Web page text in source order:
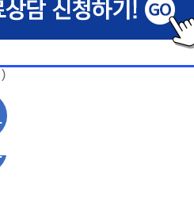
, 최신 정보 안내 등 신청자의 취
제공하기 위함.
인강, 해커스프랩, 해커스톡, 해커스
커스금융, 해커스임용, 해커스공무
인중개사, 해커스주택관리사, 해커스
호, 상담내용
내용, 전화상담 과정에서 이용자가 상
용 기간: 법령상 정하는 경우
이내 탈퇴하는 자의 경우, 소
, 최신 정보 안내 등 신청자의 취
제공하기 위함.
인강, 해커스프랩, 해커스톡, 해커스
커스금융, 해커스임용, 해커스공무
인중개사, 해커스주택관리사, 해커스
호, 상담내용
내용, 전화상담 과정에서 이용자가 상
용 기간: 법령상 정하는 경우
이내 탈퇴하는 자의 경우, 소
, 최신 정보 안내 등 신청자의 취
제공하기 위함.
인강, 해커스프랩, 해커스톡, 해커스
커스금융, 해커스임용, 해커스공무
인중개사, 해커스주택관리사, 해커스
호, 상담내용
내용, 전화상담 과정에서 이용자가 상
용 기간: 법령상 정하는 경우
이내 탈퇴하는 자의 경우, 소